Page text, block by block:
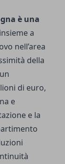
è una
insieme a
nell’area
della
di euro,
e
e la